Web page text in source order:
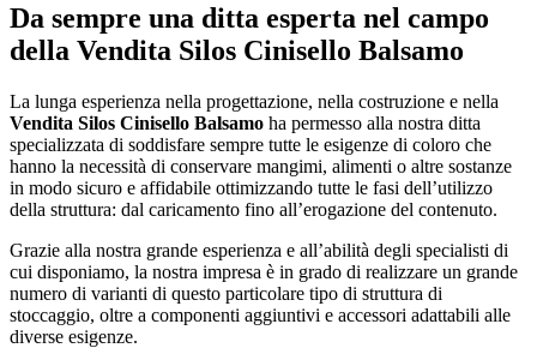
Da sempre una ditta esperta nel campo
della Vendita Silos Cinisello Balsamo
La lunga esperienza nella progettazione, nella costruzione e nella
Vendita Silos Cinisello Balsamo ha permesso alla nostra ditta
specializzata di soddisfare sempre tutte le esigenze di coloro che
hanno la necessità di conservare mangimi, alimenti o altre sostanze
in modo sicuro e affidabile ottimizzando tutte le fasi dell’utilizzo
della struttura: dal caricamento fino all’erogazione del contenuto.
Grazie alla nostra grande esperienza e all’abilità degli specialisti di
cui disponiamo, la nostra impresa è in grado di realizzare un grande
numero di varianti di questo particolare tipo di struttura di
stoccaggio, oltre a componenti aggiuntivi e accessori adattabili alle
diverse esigenze.